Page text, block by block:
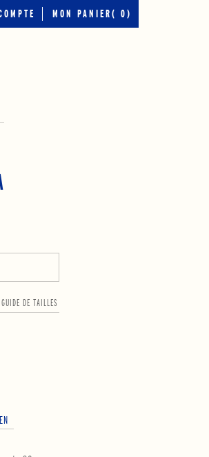
MON PANIER( 0)
GUIDE DE TAILLES